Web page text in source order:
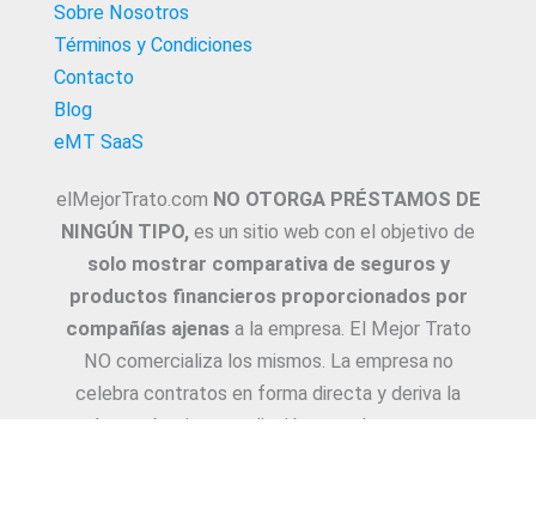
Sobre Nosotros
Términos y Condiciones
Contacto
Blog
eMT SaaS
elMejorTrato.com NO OTORGA PRÉSTAMOS DE
NINGÚN TIPO, es un sitio web con el objetivo de
solo mostrar comparativa de seguros y
productos financieros proporcionados por
compañías ajenasa la empresa. El Mejor Trato
NO comercializa los mismos. La empresa no
celebra contratos en forma directa y deriva la
Asesoría e intermediación a productores y